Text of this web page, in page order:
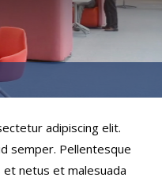
adipiscing elit.
semper. Pellentesque
netus et malesuada